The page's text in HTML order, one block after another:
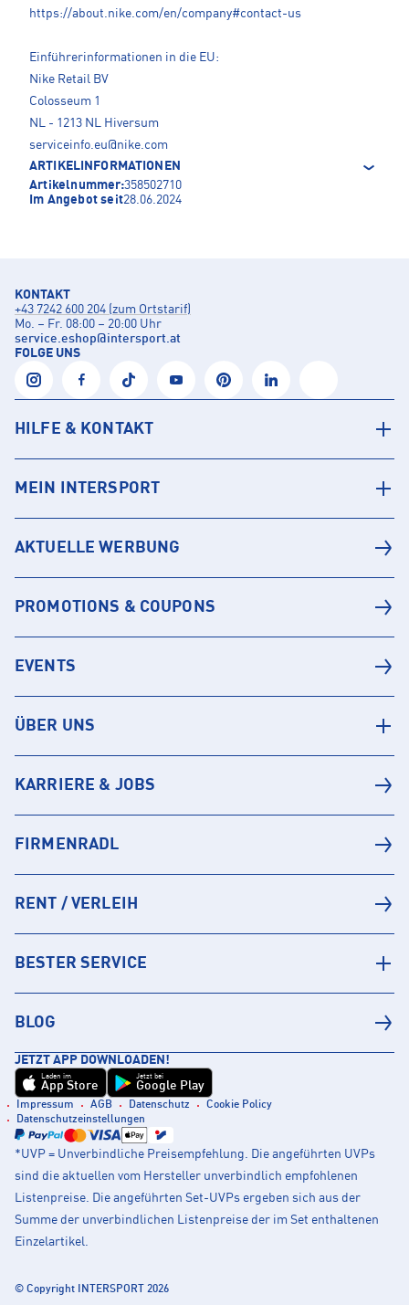
https://about.nike.com/en/company#contact-us
Einführerinformationen in die EU:
Nike Retail BV
Colosseum 1
NL - 1213 NL Hiversum
serviceinfo.eu@nike.com
ARTIKELINFORMATIONEN
Artikelnummer:358502710
Im Angebot seit28.06.2024
KONTAKT
+43 7242 600 204 (zum Ortstarif)
Mo. – Fr. 08:00 – 20:00 Uhr
service.eshop@intersport.at
FOLGE UNS
HILFE & KONTAKT
MEIN INTERSPORT
AKTUELLE WERBUNG
PROMOTIONS & COUPONS
EVENTS
ÜBER UNS
KARRIERE & JOBS
FIRMENRADL
RENT / VERLEIH
BESTER SERVICE
BLOG
JETZT APP DOWNLOADEN!
Laden im
App Store
Jetzt bei
Google Play
Impressum AGB Datenschutz
Cookie Policy
Datenschutzeinstellungen
*UVP = Unverbindliche Preisempfehlung. Die angeführten UVPs
sind die aktuellen vom Hersteller unverbindlich empfohlenen
Listenpreise. Die angeführten Set-UVPs ergeben sich aus der
Summe der unverbindlichen Listenpreise der im Set enthaltenen
Einzelartikel.
© Copyright INTERSPORT 2026